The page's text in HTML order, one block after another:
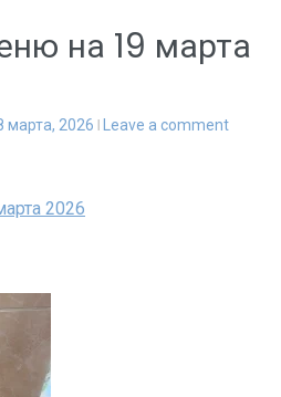
на 19 марта
марта, 2026 Leave a comment
2026